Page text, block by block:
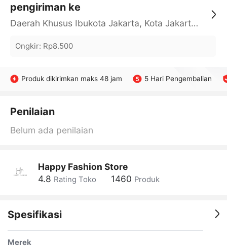
pengiriman ke
Daerah Khusus Ibukota Jakarta, Kota Jakarta Barat, Cengkareng, yy
Ongkir: Rp8.500
Produk dikirimkan maks 48 jam 5 Hari Pengembalian
Penilaian
Belum ada penilaian
Happy Fashion Store
4.8 Rating Toko 1460 Produk
Spesifikasi
Merek